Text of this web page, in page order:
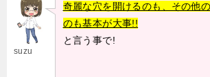
suzu
奇麗な穴を開けるのも、その他
のも基本が大事!!
と言う事で!